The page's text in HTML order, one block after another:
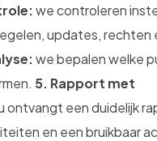
we controleren
updates, rechten
we bepalen welke
5. Rapport met
ontvangt een duidelijk
en een bruikbaar